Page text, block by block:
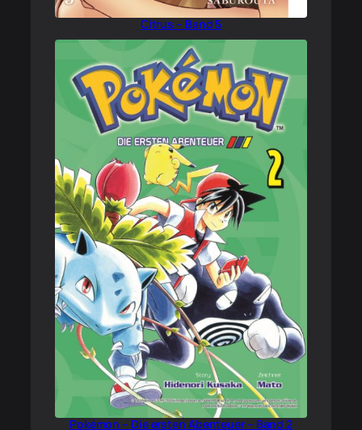
Citrus – Band 5
Pokémon – Die ersten Abenteuer – Band 2